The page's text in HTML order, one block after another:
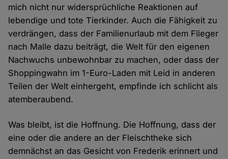
mich nicht nur widersprüchliche Reaktionen auf
lebendige und tote Tierkinder. Auch die Fähigkeit zu
verdrängen, dass der Familienurlaub mit dem Flieger
nach Malle dazu beiträgt, die Welt für den eigenen
Nachwuchs unbewohnbar zu machen, oder dass der
Shoppingwahn im 1-Euro-Laden mit Leid in anderen
Teilen der Welt einhergeht, empfinde ich schlicht als
atemberaubend.
Was bleibt, ist die Hoffnung. Die Hoffnung, dass der
eine oder die andere an der Fleischtheke sich
demnächst an das Gesicht von Frederik erinnert und